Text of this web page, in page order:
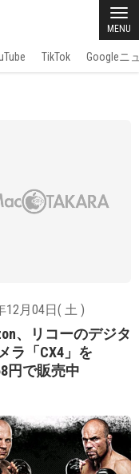
MENU
TikTok Googleニ
12月04日( 土 )
、リコーのデジタ
ラ「CX4」を
円で販売中